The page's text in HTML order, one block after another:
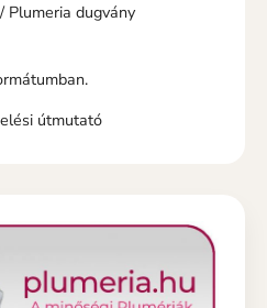
Plumeria dugvány
útmutató